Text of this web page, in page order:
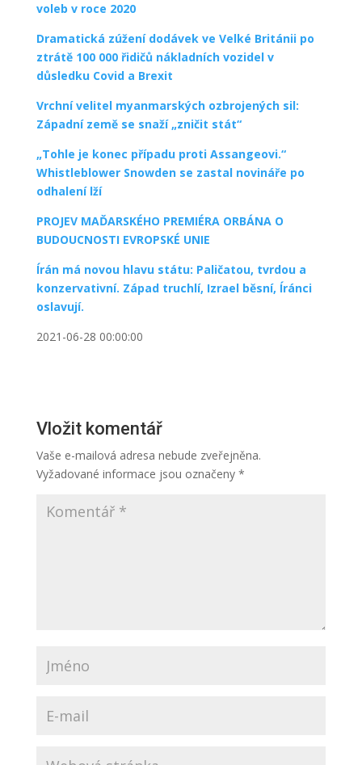
voleb v roce 2020
Dramatická zúžení dodávek ve Velké Británii po
ztrátě 100 000 řidičů nákladních vozidel v
důsledku Covid a Brexit
Vrchní velitel myanmarských ozbrojených sil:
Západní země se snaží „zničit stát“
„Tohle je konec případu proti Assangeovi.“
Whistleblower Snowden se zastal novináře po
odhalení lží
PROJEV MAĎARSKÉHO PREMIÉRA ORBÁNA O
BUDOUCNOSTI EVROPSKÉ UNIE
Írán má novou hlavu státu: Paličatou, tvrdou a
konzervativní. Západ truchlí, Izrael běsní, Íránci
oslavují.
2021-06-28 00:00:00
Vložit komentář
Vaše e-mailová adresa nebude zveřejněna.
Vyžadované informace jsou označeny *